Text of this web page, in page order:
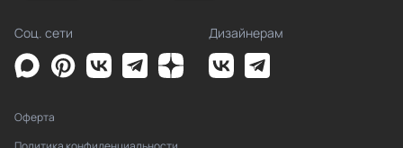
Соц. сети Дизайнерам
Оферта